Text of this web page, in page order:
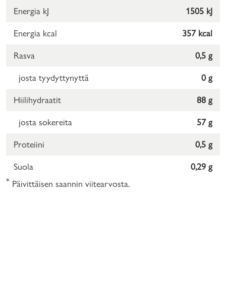
Energia kJ 1505 kJ
Energia kcal 357 kcal
Rasva 0,5 g
josta tyydyttynyttä 0 g
Hiilihydraatit 88 g
josta sokereita 57 g
Proteiini 0,5 g
Suola 0,29 g
* Päivittäisen saannin viitearvosta.